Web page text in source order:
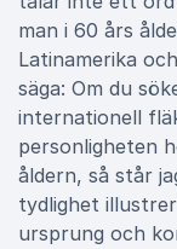
man i 60 års
Latinamerika
säga: Om du
internationell
personligheten
åldern, så står
tydlighet
ursprung och